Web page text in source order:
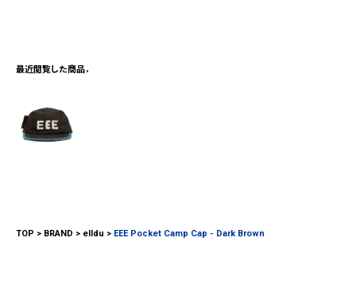
最近閲覧した商品
TOP BRAND elldu EEE Pocket Camp Cap - Dark Brown